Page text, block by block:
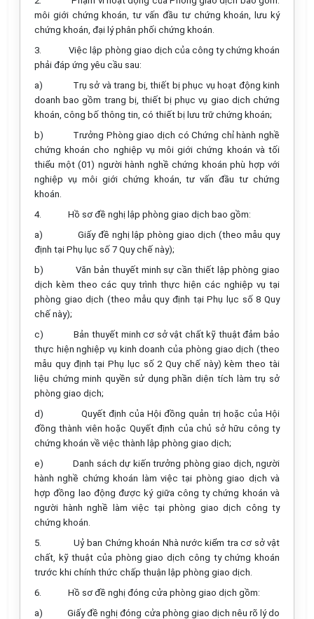
môi giới chứng khoán, tư vấn đầu tư chứng khoán, lưu ký
chứng khoán, đại lý phân phối chứng khoán.
3.
Việc lập phòng giao dịch của công ty chứng khoán
phải đáp ứng yêu cầu sau:
a)
Trụ sở và trang bị, thiết bị phục vụ hoạt động kinh
doanh bao gồm trang bị, thiết bị phục vụ giao dịch chứng
khoán, công bố thông tin, có thiết bị lưu trữ chứng khoán;
b)
Trưởng Phòng giao dịch có Chứng chỉ hành nghề
chứng khoán cho nghiệp vụ môi giới chứng khoán và tối
thiểu một (01) người hành nghề chứng khoán phù hợp với
nghiệp vụ môi giới chứng khoán, tư vấn đầu tư chứng
khoán.
4.
Hồ sơ đề nghị lập phòng giao dịch bao gồm:
a)
Giấy đề nghị lập phòng giao dịch (theo mẫu quy
định tại Phụ lục số 7 Quy chế này);
b)
Văn bản thuyết minh sự cần thiết lập phòng giao
dịch kèm theo các quy trình thực hiện các nghiệp vụ tại
phòng giao dịch (theo mẫu quy định tại Phụ lục số 8 Quy
chế này);
c)
Bản thuyết minh cơ sở vật chất kỹ thuật đảm bảo
thực hiện nghiệp vụ kinh doanh của phòng giao dịch (theo
mẫu quy định tại Phụ lục số 2 Quy chế này) kèm theo tài
liệu chứng minh quyền sử dụng phần diện tích làm trụ sở
phòng giao dịch;
d)
Quyết định của Hội đồng quản trị hoặc của Hội
đồng thành viên hoặc Quyết định của chủ sở hữu công ty
chứng khoán về việc thành lập phòng giao dịch;
e)
Danh sách dự kiến trưởng phòng giao dịch, người
hành nghề chứng khoán làm việc tại phòng giao dịch và
hợp đồng lao động được ký giữa công ty chứng khoán và
người hành nghề làm việc tại phòng giao dịch công ty
chứng khoán.
5.
Uỷ ban Chứng khoán Nhà nước kiểm tra cơ sở vật
chất, kỹ thuật của phòng giao dịch công ty chứng khoán
trước khi chính thức chấp thuận lập phòng giao dịch.
6.
Hồ sơ đề nghị đóng cửa phòng giao dịch gồm:
a)
Giấy đề nghị đóng cửa phòng giao dịch nêu rõ lý do